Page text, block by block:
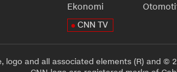
Ekonomi
CNN TV
logo and all associated elements (R) and ©